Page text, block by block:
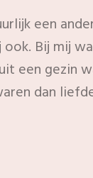
een
ook. Bij mij
een gezin
dan